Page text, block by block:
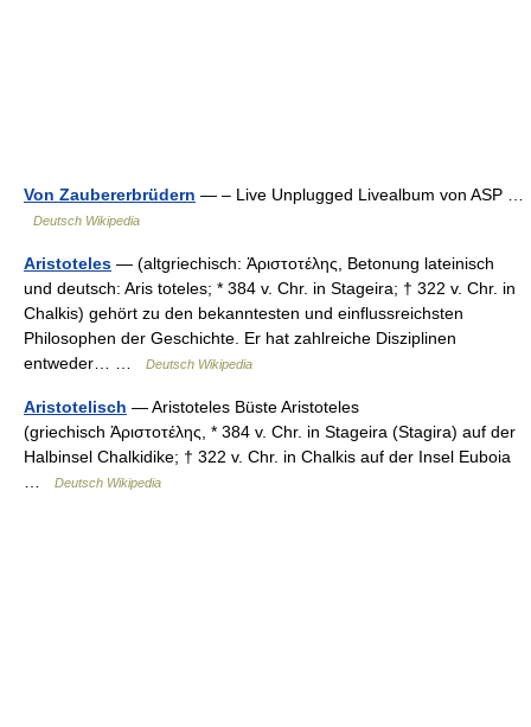
Von Zaubererbrüdern — – Live Unplugged Livealbum von ASP …
Deutsch Wikipedia
Aristoteles — (altgriechisch: Ἀριστοτέλης, Betonung lateinisch
und deutsch: Aris toteles; * 384 v. Chr. in Stageira; † 322 v. Chr. in
Chalkis) gehört zu den bekanntesten und einflussreichsten
Philosophen der Geschichte. Er hat zahlreiche Disziplinen
entweder… …
Deutsch Wikipedia
Aristotelisch — Aristoteles Büste Aristoteles
(griechisch Ἀριστoτέλης, * 384 v. Chr. in Stageira (Stagira) auf der
Halbinsel Chalkidike; † 322 v. Chr. in Chalkis auf der Insel Euboia
Deutsch Wikipedia